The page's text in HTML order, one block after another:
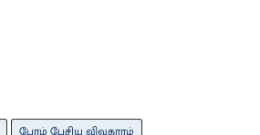
பேரம் பேசிய விவகாரம்